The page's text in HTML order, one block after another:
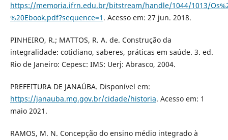
https://memoria.ifrn.edu.br/bitstream/handle/1044/1013/
%20Ebook.pdf?sequence=1 . Acesso em: 27 jun. 2018.
PINHEIRO, R.; MATTOS, R. A. de. Construção da
integralidade: cotidiano, saberes, práticas em saúde. 3. ed.
Rio de Janeiro: Cepesc: IMS: Uerj: Abrasco, 2004.
PREFEITURA DE JANAÚBA. Disponível em:
https://janauba.mg.gov.br/cidade/historia. Acesso em: 1
maio 2021.
RAMOS, M. N. Concepção do ensino médio integrado à